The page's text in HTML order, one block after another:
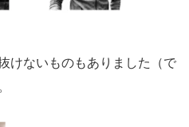
けないものもありました（で